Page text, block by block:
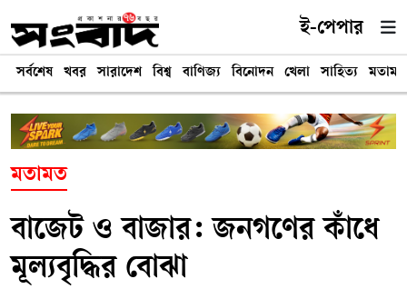
ই-পেপার
সর্বশেষ খবর সারাদেশ বিশ্ব বাণিজ্য বিনোদন খেলা সাহিত্য মতামত
মতামত
বাজেট ও বাজার: জনগণের কাঁধে
মূল্যবৃদ্ধির বোঝা